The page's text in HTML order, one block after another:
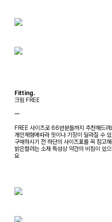
Fitting.
크림 FREE
ㅡ
FREE 사이즈로 66반분들까지 추천해드려
개인체형에따라 핏이나 기장이 달라질 수 있
구매하시기 전 하단의 사이즈표를 꼭 참고
밝은컬러는 소재 특성상 약간의 비침이 있
요